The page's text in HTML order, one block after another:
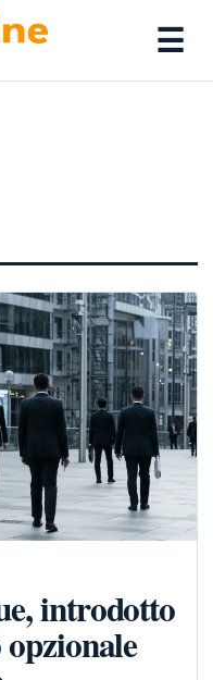
☰
introdotto